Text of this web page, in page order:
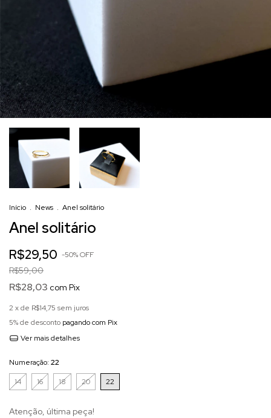
Início . News . Anel solitário
Anel solitário
R$29,50 -50%OFF
R$59,00
R$28,03 com Pix
2 x de R$14,75 sem juros
5% de desconto pagando com Pix
Ver mais detalhes
Numeração: 22
14
16 18 20 22
Atenção, última peça!